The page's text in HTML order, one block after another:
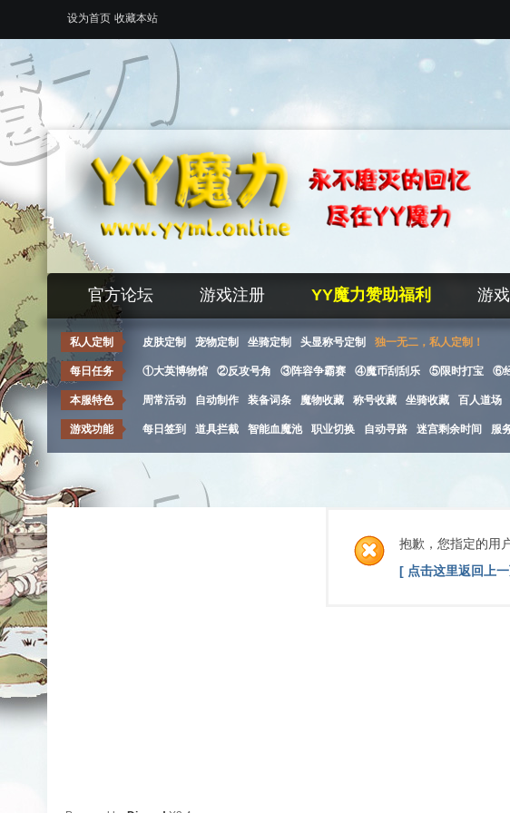
设为首页 收藏本站
官方论坛 游戏注册 YY魔力赞助福利 游
私人定制 皮肤定制 宠物定制 坐骑定制 头显称号定制 独一无二，私人定制！
每日任务 ①大英博物馆 ②反攻号角 ③阵容争霸赛 ④魔币刮刮乐 ⑤限时打宝 ⑥
本服特色 周常活动 自动制作 装备词条 魔物收藏 称号收藏 坐骑收藏 百人道场
游戏功能 每日签到 道具拦截 智能血魔池 职业切换 自动寻路 迷宫剩余时间 服
抱歉，您指定的用
[ 点击这里返回上